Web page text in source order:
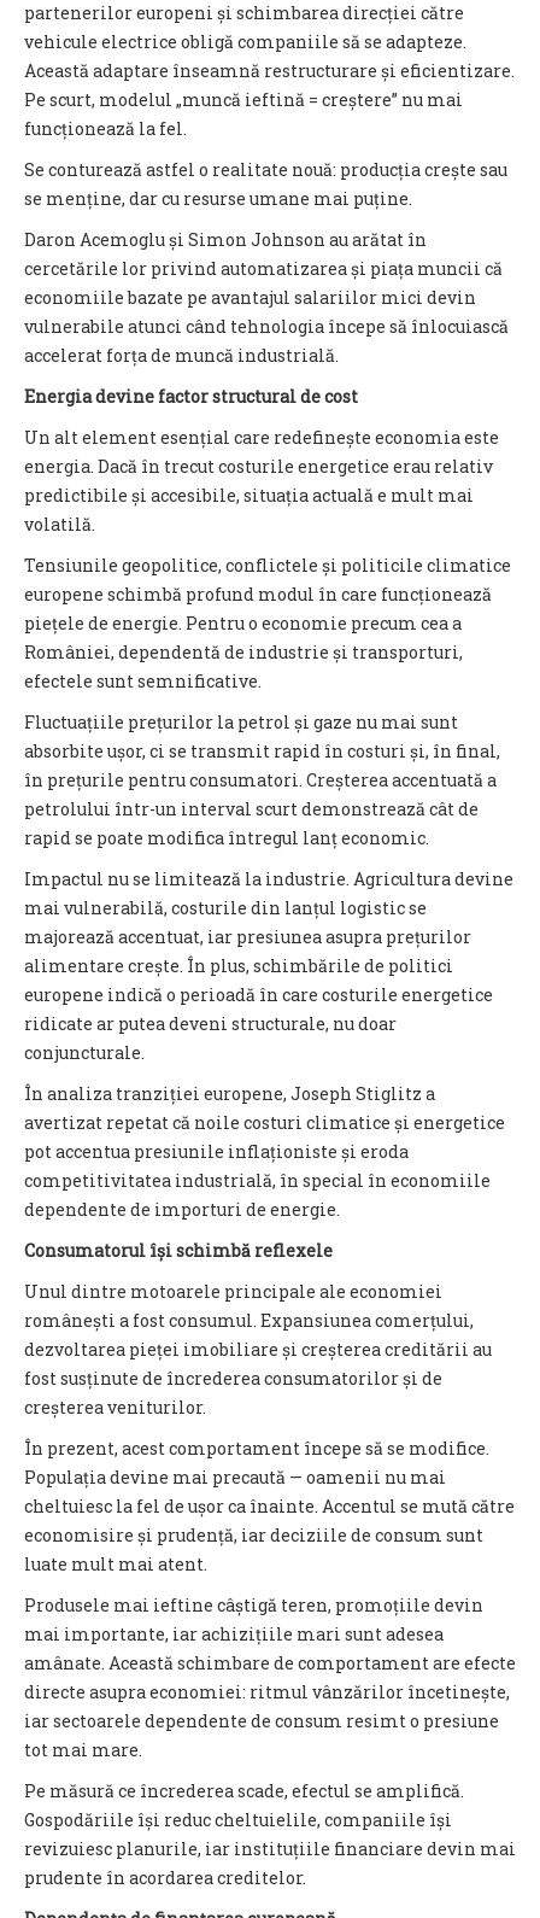
partenerilor europeni și schimbarea direcției către
vehicule electrice obligă companiile să se adapteze.
Această adaptare înseamnă restructurare și eficientizare.
Pe scurt, modelul „muncă ieftină = creștere” nu mai
funcționează la fel.
Se conturează astfel o realitate nouă: producția crește sau
se menține, dar cu resurse umane mai puține.
Daron Acemoglu și Simon Johnson au arătat în
cercetările lor privind automatizarea și piața muncii că
economiile bazate pe avantajul salariilor mici devin
vulnerabile atunci când tehnologia începe să înlocuiască
accelerat forța de muncă industrială.
Energia devine factor structural de cost
Un alt element esențial care redefinește economia este
energia. Dacă în trecut costurile energetice erau relativ
predictibile și accesibile, situația actuală e mult mai
volatilă.
Tensiunile geopolitice, conflictele și politicile climatice
europene schimbă profund modul în care funcționează
piețele de energie. Pentru o economie precum cea a
României, dependentă de industrie și transporturi,
efectele sunt semnificative.
Fluctuațiile prețurilor la petrol și gaze nu mai sunt
absorbite ușor, ci se transmit rapid în costuri și, în final,
în prețurile pentru consumatori. Creșterea accentuată a
petrolului într-un interval scurt demonstrează cât de
rapid se poate modifica întregul lanț economic.
Impactul nu se limitează la industrie. Agricultura devine
mai vulnerabilă, costurile din lanțul logistic se
majorează accentuat, iar presiunea asupra prețurilor
alimentare crește. În plus, schimbările de politici
europene indică o perioadă în care costurile energetice
ridicate ar putea deveni structurale, nu doar
conjuncturale.
În analiza tranziției europene, Joseph Stiglitz a
avertizat repetat că noile costuri climatice și energetice
pot accentua presiunile inflaționiste și eroda
competitivitatea industrială, în special în economiile
dependente de importuri de energie.
Consumatorul își schimbă reflexele
Unul dintre motoarele principale ale economiei
românești a fost consumul. Expansiunea comerțului,
dezvoltarea pieței imobiliare și creșterea creditării au
fost susținute de încrederea consumatorilor și de
creșterea veniturilor.
În prezent, acest comportament începe să se modifice.
Populația devine mai precaută — oamenii nu mai
cheltuiesc la fel de ușor ca înainte. Accentul se mută către
economisire și prudență, iar deciziile de consum sunt
luate mult mai atent.
Produsele mai ieftine câștigă teren, promoțiile devin
mai importante, iar achizițiile mari sunt adesea
amânate. Această schimbare de comportament are efecte
directe asupra economiei: ritmul vânzărilor încetinește,
iar sectoarele dependente de consum resimt o presiune
tot mai mare.
Pe măsură ce încrederea scade, efectul se amplifică.
Gospodăriile își reduc cheltuielile, companiile își
revizuiesc planurile, iar instituțiile financiare devin mai
prudente în acordarea creditelor.